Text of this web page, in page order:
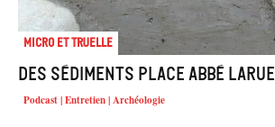
Micro et truelle
Des sédiments place Abbé Larue
Podcast | Entretien | Archéologie